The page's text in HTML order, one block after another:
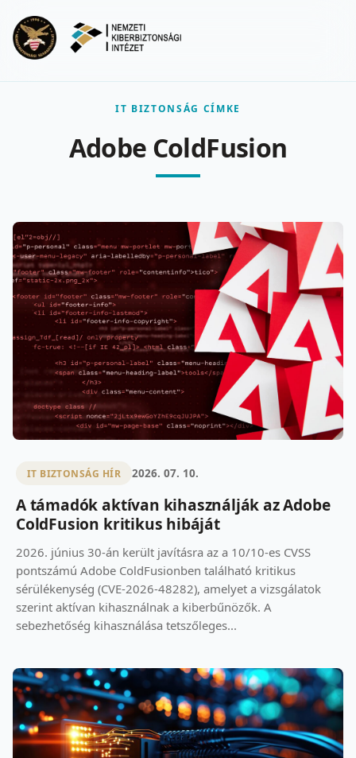
IT BIZTONSÁG CÍMKE
Adobe ColdFusion
IT BIZTONSÁG HÍR 2026. 07. 10.
A támadók aktívan kihasználják az Adobe
ColdFusion kritikus hibáját
2026. június 30-án került javításra az a 10/10-es CVSS
pontszámú Adobe ColdFusionben található kritikus
sérülékenység (CVE-2026-48282), amelyet a vizsgálatok
szerint aktívan kihasználnak a kiberbűnözők. A
sebezhetőség kihasználása tetszőleges...